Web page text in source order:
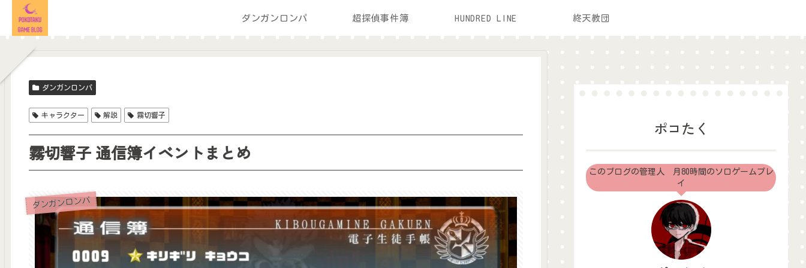
ダンガンロンパ 超探偵事件簿 HUNDRED LINE 終天教団
ダンガンロンパ
キャラクター 解説 霧切響子
霧切響子 通信簿イベントまとめ
ダンガンロンパ
ポコたく
このブログの管理人 月80時間のソロゲームプレ
イ